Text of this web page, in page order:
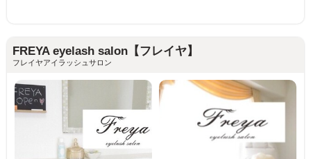
FREYA eyelash salon【フレイヤ】
フレイヤアイラッシュサロン